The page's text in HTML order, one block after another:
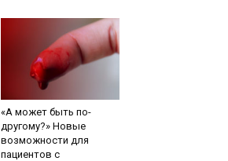
«А может быть по-
другому?» Новые
возможности для
пациентов с